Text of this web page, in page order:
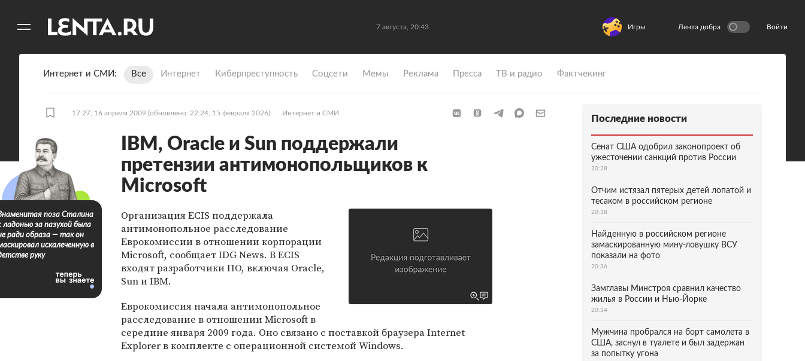
7 августа, 20:43 Игры Лента добра Войти
Интернет и СМИ Все Интернет Киберпреступность Coцсети Мемы Реклама Пресса ТВ и радио Фактчекинг
17:27, 16 апреля 2009 (обновлено: 22:24, 15 февраля 2026) Интернет и СМИ
IBM, Oracle и Sun поддержали
претензии антимонопольщиков к
Microsoft
Организация ECIS поддержала
антимонопольное расследование
Еврокомиссии в отношении корпорации
Microsoft, сообщает IDG News. В ECIS
входят разработчики ПО, включая Oracle,
Sun и IBM.
Еврокомиссия начала антимонопольное
расследование в отношении Microsoft в
середине января 2009 года. Оно связано с поставкой браузера Internet
Explorer в комплекте с операционной системой Windows.
поза Сталина
ладонью за пазухой была
ради образа — так он
искалеченную в
руку
Последние новости
Сенат США одобрил законопроект об
ужесточении санкций против России
20:28
Отчим истязал пятерых детей лопатой и
тесаком в российском регионе
20:38
Найденную в российском регионе
замаскированную мину-ловушку ВСУ
показали на фото
20:36
Замглавы Минстроя сравнил качество
жилья в России и Нью-Йорке
20:34
Мужчина пробрался на борт самолета в
США, заснул в туалете и был задержан
за попытку угона